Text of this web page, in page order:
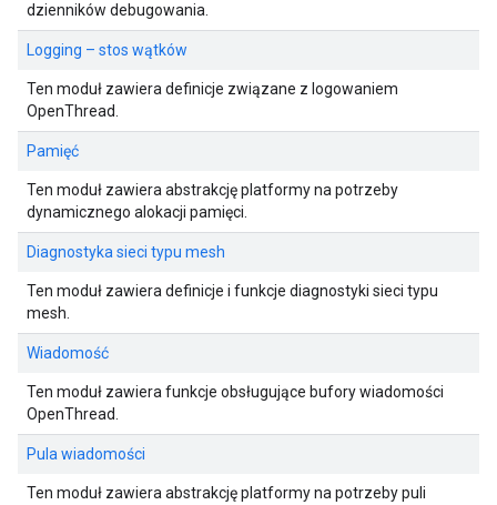
dzienników debugowania.
Logging – stos wątków
Ten moduł zawiera definicje związane z logowaniem
OpenThread.
Pamięć
Ten moduł zawiera abstrakcję platformy na potrzeby
dynamicznego alokacji pamięci.
Diagnostyka sieci typu mesh
Ten moduł zawiera definicje i funkcje diagnostyki sieci typu
mesh.
Wiadomość
Ten moduł zawiera funkcje obsługujące bufory wiadomości
OpenThread.
Pula wiadomości
Ten moduł zawiera abstrakcję platformy na potrzeby puli